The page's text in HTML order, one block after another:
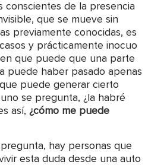
conscientes de la presencia
que se mueve sin
previamente conocidas, es
y prácticamente inocuo
que puede que una parte
puede haber pasado apenas
puede generar cierto
se pregunta, ¿la habré
así, ¿cómo me puede
hay personas que
esta duda desde una auto